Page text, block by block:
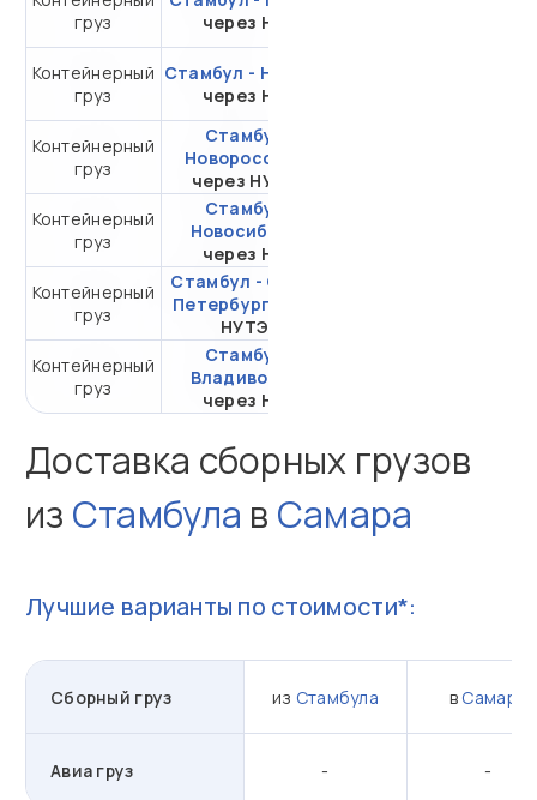
груз
через НЛЭ
Контейнерный
груз
Стамбул - Находка
через НЛЭ
Контейнерный
груз
Стамбул -
Новороссийск
через НУТЭП
Контейнерный
груз
Стамбул -
Новосибирск
через НЛЭ
Контейнерный
груз
Стамбул - Санкт-
Петербург
НУТЭП
Контейнерный
груз
Стамбул -
Владивосток
через НЛЭ
Доставка сборных грузов
из Стамбула в Самара
Лучшие варианты по стоимости*:
Сборный груз из Стамбула в Самара
Авиа груз - -